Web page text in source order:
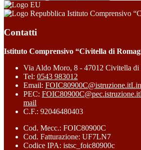
Istituto Comprensivo
Contatti
Istituto Comprensivo “Civitella di
Via Aldo Moro, 8 - 47012 Civitella di
Tel: 0543 983012
Email: FOIC80900C@istruzione.it
PEC: FOIC80900C@pec.istruzione.it
mail
C.F.: 92046480403
Cod. Mecc.: FOIC80900C
Cod. Fatturazione: UF7LN7
Codice IPA: istsc_foic80900c